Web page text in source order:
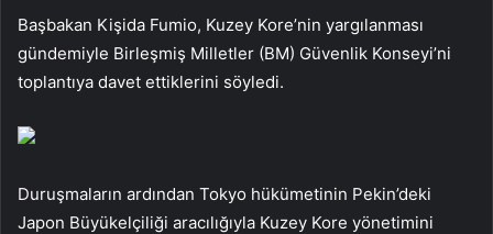
Başbakan Kişida Fumio, Kuzey Kore’nin yargılanması
gündemiyle Birleşmiş Milletler (BM) Güvenlik Konseyi’ni
toplantıya davet ettiklerini söyledi.
Duruşmaların ardından Tokyo hükümetinin Pekin’deki
Japon Büyükelçiliği aracılığıyla Kuzey Kore yönetimini